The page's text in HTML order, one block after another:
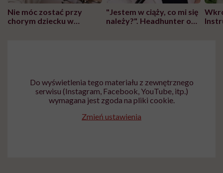
Nie móc zostać przy
chorym dziecku w
"Jestem w ciąży, co mi się
należy?". Headhunter o
Do wyświetlenia tego materiału z zewnętrznego
serwisu (Instagram, Facebook, YouTube, itp.)
wymagana jest zgoda na pliki cookie.
Zmień ustawienia